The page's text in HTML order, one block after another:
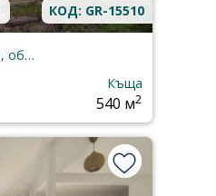
КОД: GR-15510
гр.Балчик, Добрич, област
Къща
540 м2